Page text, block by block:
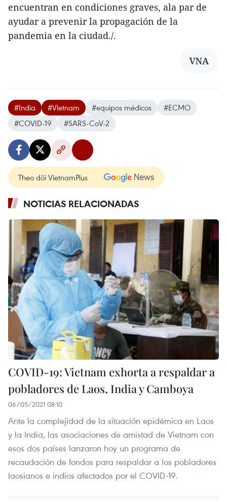
encuentran en condiciones graves, ala par de
ayudar a prevenir la propagación de la
pandemia en la ciudad./.
VNA
#India #Vietnam #equipos médicos
#ECMO
#COVID-19
#SARS-CoV-2
Theo dõi VietnamPlus
NOTICIAS RELACIONADAS
COVID-19: Vietnam exhorta a respaldar a
pobladores de Laos, India y Camboya
06/05/2021 08:10
Ante la complejidad de la situación epidémica en Laos
y la India, las asociaciones de amistad de Vietnam con
esos dos países lanzaron hoy un programa de
recaudación de fondos para respaldar a los pobladores
laosianos e indios afectados por el COVID-19.